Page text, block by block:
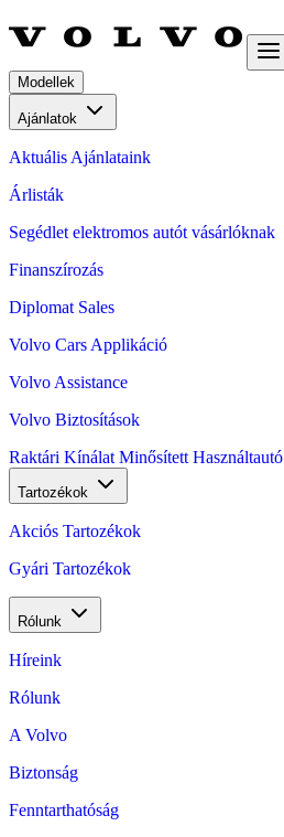
Modellek
Ajánlatok
Aktuális Ajánlataink
Árlisták
Segédlet elektromos autót vásárlóknak
Finanszírozás
Diplomat Sales
Volvo Cars Applikáció
Volvo Assistance
Volvo Biztosítások
Raktári Kínálat Minősített Használtautó
Tartozékok
Akciós Tartozékok
Gyári Tartozékok
Rólunk
Híreink
Rólunk
A Volvo
Biztonság
Fenntarthatóság